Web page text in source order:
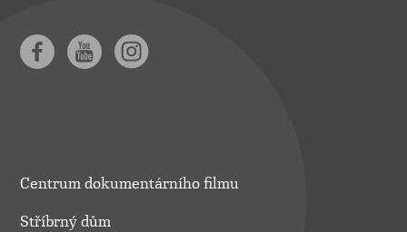
Centrum dokumentárního filmu
Stříbrný dům